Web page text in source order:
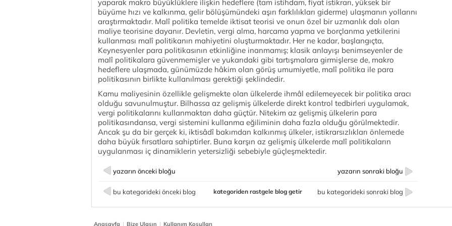
yaparak makro büyüklüklere ilişkin hedeflere (tam istihdam, fiyat istikrarı, yüksek bir
büyüme hızı ve kalkınma, gelir bölüşümündeki aşırı farklılıkları giderme) ulaşmanın yollarını
araştırmaktadır. Malî politika temelde iktisat teorisi ve onun özel bir uzmanlık dalı olan
maliye teorisine dayanır. Devletin, vergi alma, harcama yapma ve borçlanma yetkilerini
kullanması malî politikanın mahiyetini oluşturmaktadır. Her ne kadar, başlangıçta,
Keynesyenler para politikasının etkinliğine inanmamış; klasik anlayışı benimseyenler de
malî politikalara güvenmemişler ve yukarıdaki gibi tartışmalara girmişlerse de, makro
hedeflere ulaşmada, günümüzde hâkim olan görüş umumiyetle, malî politika ile para
politikasının birlikte kullanılması gerektiği şeklindedir.
Kamu maliyesinin özellikle gelişmekte olan ülkelerde ihmâl edilemeyecek bir politika aracı
olduğu savunulmuştur. Bilhassa az gelişmiş ülkelerde direkt kontrol tedbirleri uygulamak,
vergi politikalarını kullanmaktan daha güçtür. Nitekim az gelişmiş ülkelerin para
politikasındansa, vergi sistemini kullanma eğiliminin daha fazla olduğu görülmektedir.
Ancak şu da bir gerçek ki, iktisâdî bakımdan kalkınmış ülkeler, istikrarsızlıkları önlemede
daha büyük fırsatlara sahiptirler. Buna karşın az gelişmiş ülkelerde malî politikaların
uygulanması iç dinamiklerin yetersizliği sebebiyle güçleşmektedir.
yazarın önceki bloğu yazarın sonraki bloğu
bu kategorideki önceki blog bu kategorideki sonraki blog
kategoriden rastgele blog getir
Anasayfa | Bize Ulaşın | Kullanım Koşulları